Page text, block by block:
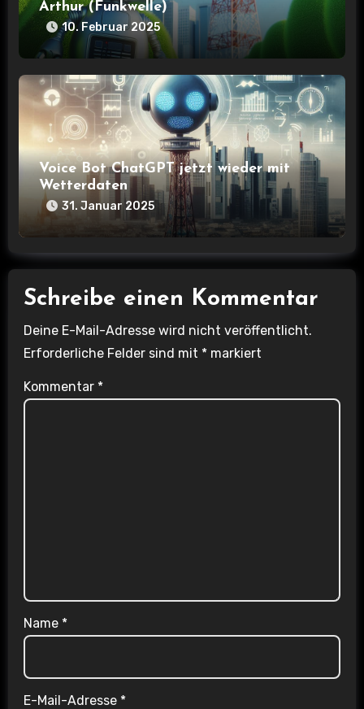
i
o
n
Arthur (Funkwelle)
10. Februar 2025
Voice Bot ChatGPT jetzt wieder mit
Wetterdaten
31. Januar 2025
Schreibe einen Kommentar
Deine E-Mail-Adresse wird nicht veröffentlicht.
Erforderliche Felder sind mit * markiert
Kommentar *
Name *
E-Mail-Adresse *